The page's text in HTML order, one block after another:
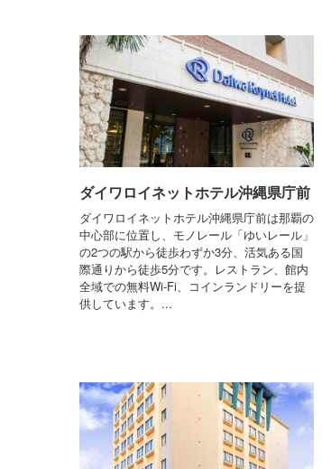
ダイワロイネットホテル沖縄県庁前
ダイワロイネットホテル沖縄県庁前は那覇の
中心部に位置し、モノレール「ゆいレール」
の2つの駅から徒歩わずか3分、活気ある国
際通りから徒歩5分です。レストラン、館内
全域での無料Wi-Fi、コインランドリーを提
供しています。...